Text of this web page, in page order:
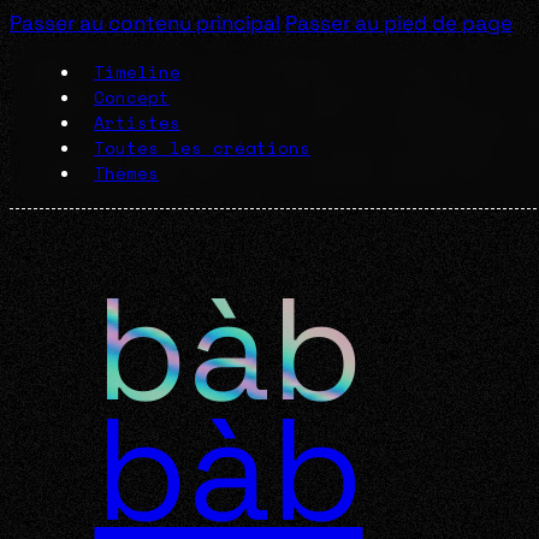
Passer au contenu principal Passer au pied de page
Timeline
Concept
Artistes
Toutes les créations
Thèmes
bàb